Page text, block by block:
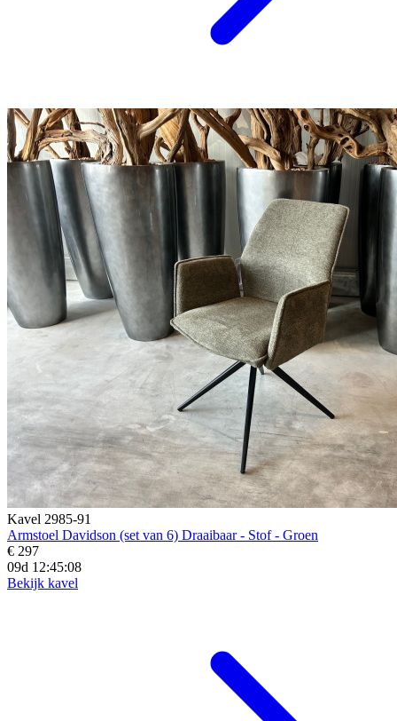
Kavel 2985-91
Armstoel Davidson (set van 6) Draaibaar - Stof - Groen
€ 297
09d 12:45:06
Bekijk kavel